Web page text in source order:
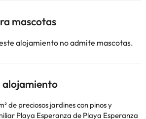
mascotas
alojamiento no admite mascotas.
alojamiento
de preciosos jardines con pinos y
Playa Esperanza de Playa Esperanza